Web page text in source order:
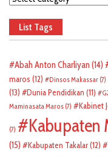
List Tags
Abah Anton Charliyan (14)
maros (12) Dinsos Makassar (7)
(13)
Dunia Pendidikan (11)
Maminasata Maros (7) Kabinet
(7) Kabupaten
(15)
Kabupaten Takalar(12)